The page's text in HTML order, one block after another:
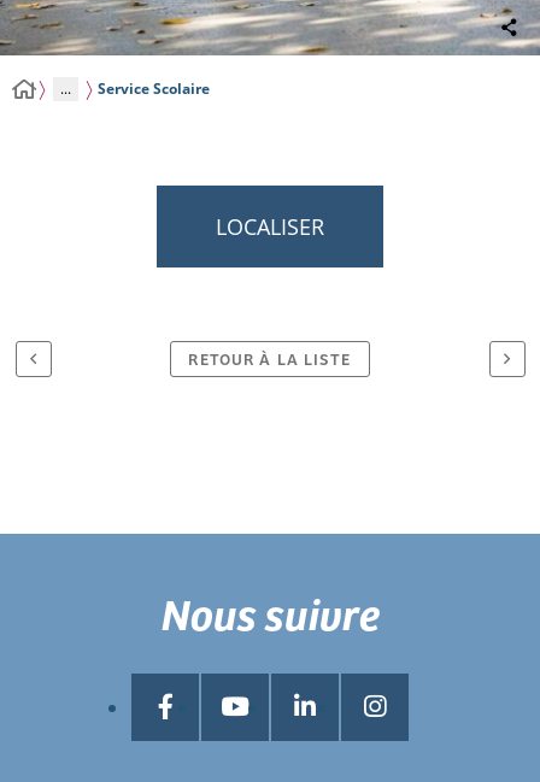
... Service Scolaire
LOCALISER
RETOUR À LA LISTE
Nous suivre